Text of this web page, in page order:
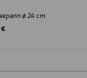
ø 24 cm
€